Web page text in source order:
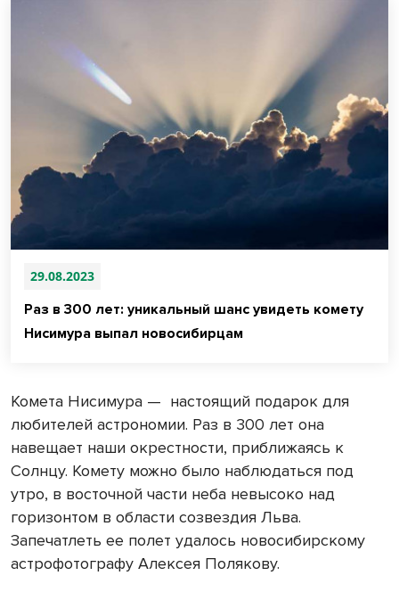
29.08.2023
Раз в 300 лет: уникальный шанс увидеть комету
Нисимура выпал новосибирцам
Комета Нисимура — настоящий подарок для
любителей астрономии. Раз в 300 лет она
навещает наши окрестности, приближаясь к
Солнцу. Комету можно было наблюдаться под
утро, в восточной части неба невысоко над
горизонтом в области созвездия Льва.
Запечатлеть ее полет удалось новосибирскому
астрофотографу Алексея Полякову.